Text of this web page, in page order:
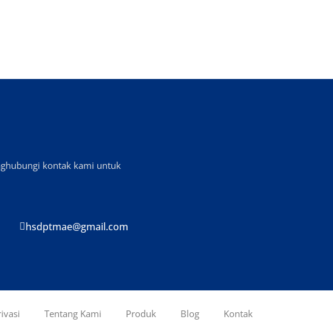
kontak kami untuk
hsdptmae@gmail.com
Tentang Kami Produk Blog Kontak